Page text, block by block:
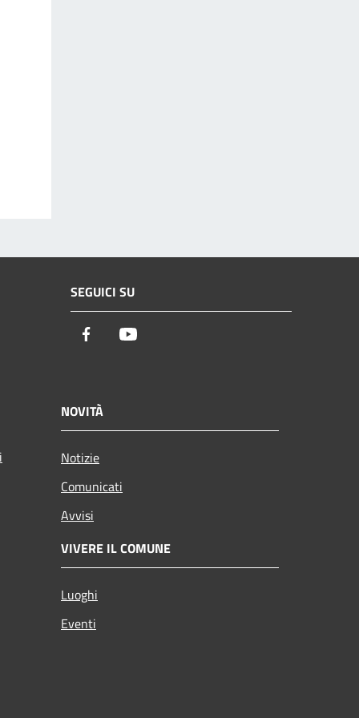
SEGUICI SU
Facebook
NOVITÀ
Notizie
Comunicati
Avvisi
VIVERE IL COMUNE
Luoghi
Eventi